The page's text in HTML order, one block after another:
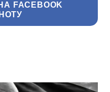
FACEBOOK